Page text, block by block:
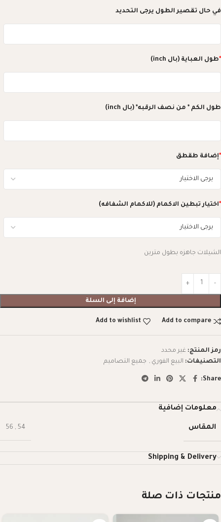
في حال تقصير الطول يرجى التحديد
*طول العباية (بال inch)
طول الكم * من نصف الرقبه* (بال inch)
*إضافة طقطق
*اختيار تبطين الاكمام (للاكمام الشفافه)
الشيلات جاهزه بطول مترين
إضافة إلى السلة
Add to compare
Add to wishlist
رمز المنتج: غير محدد
التصنيفات: البيع الفوري , جميع التصاميم
Share:
معلومات إضافية
المقاس 54
,
56
Shipping & Delivery
منتجات ذات صلة